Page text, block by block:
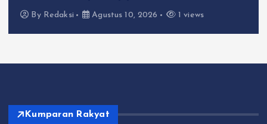
By Redaksi Agustus 10, 2026 1 views
Kumparan Rakyat